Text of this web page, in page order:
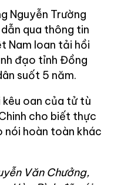
Nguyễn Trường
qua thông tin
Nam loan tải hồi
đạo tỉnh Đồng
suốt 5 năm.
kêu oan của tử tù
cho biết thực
nói hoàn toàn khác
Văn Chưởng,